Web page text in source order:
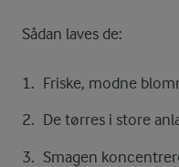
Sådan laves de:
Friske, modne
De tørres i store
Smagen